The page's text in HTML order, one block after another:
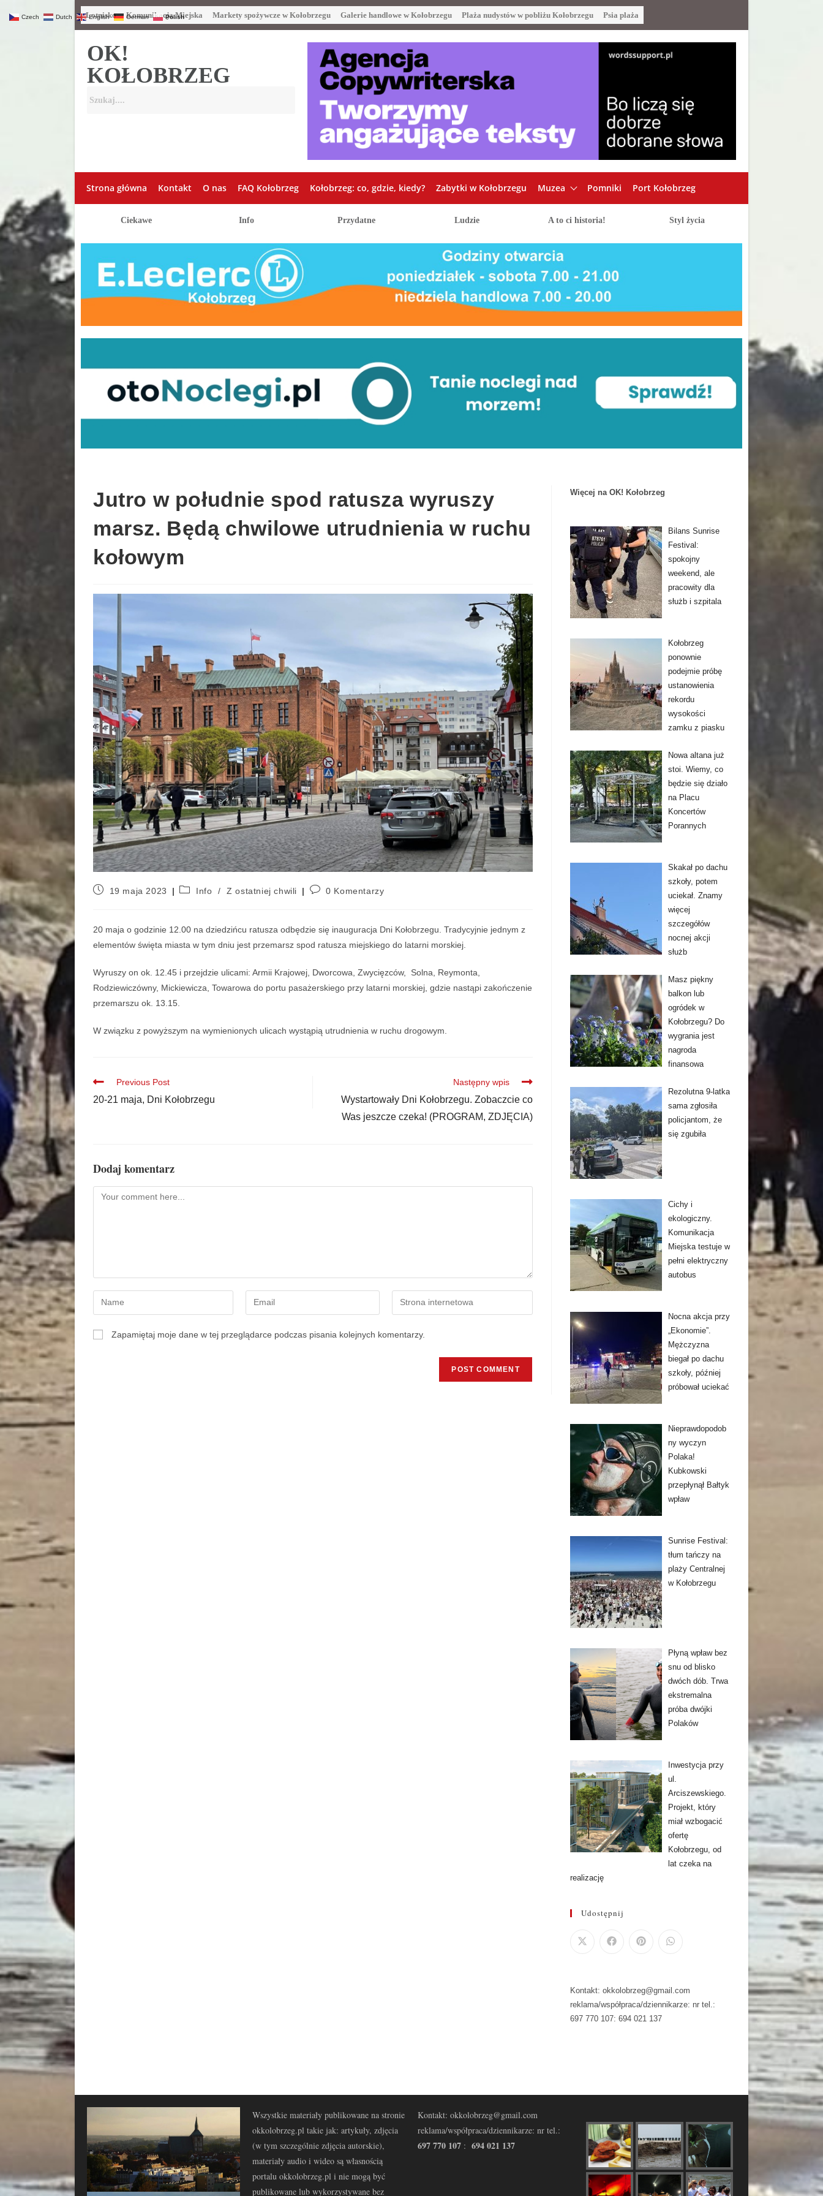
Lotnisko Komunikacja Miejska Markety spożywcze w Kołobrzegu Galerie handlowe w Kołobrzegu Plaża nudystów w pobliżu Kołobrzegu Psia plaża
OK!
KOŁOBRZEG
Strona główna Kontakt O nas FAQ Kołobrzeg Kołobrzeg: co, gdzie, kiedy? Zabytki w Kołobrzegu Muzea Pomniki Port Kołobrzeg
Ciekawe Info Przydatne Ludzie A to ci historia! Styl życia
Jutro w południe spod ratusza wyruszy
marsz. Będą chwilowe utrudnienia w ruchu
kołowym
19 maja 2023 Info / Z ostatniej chwili 0 Komentarzy
20 maja o godzinie 12.00 na dziedzińcu ratusza odbędzie się inauguracja Dni Kołobrzegu. Tradycyjnie jednym z
elementów święta miasta w tym dniu jest przemarsz spod ratusza miejskiego do latarni morskiej.
Wyruszy on ok. 12.45 i przejdzie ulicami: Armii Krajowej, Dworcowa, Zwycięzców, Solna, Reymonta,
Rodziewiczówny, Mickiewicza, Towarowa do portu pasażerskiego przy latarni morskiej, gdzie nastąpi zakończenie
przemarszu ok. 13.15.
W związku z powyższym na wymienionych ulicach wystąpią utrudnienia w ruchu drogowym.
Previous Post
20-21 maja, Dni Kołobrzegu
Następny wpis
Wystartowały Dni Kołobrzegu. Zobaczcie co
Was jeszcze czeka! (PROGRAM, ZDJĘCIA)
Dodaj komentarz
Zapamiętaj moje dane w tej przeglądarce podczas pisania kolejnych komentarzy.
Więcej na OK! Kołobrzeg
Bilans Sunrise
Festival:
spokojny
weekend, ale
pracowity dla
służb i szpitala
Kołobrzeg
ponownie
podejmie próbę
ustanowienia
rekordu
wysokości
zamku z piasku
Nowa altana już
stoi. Wiemy, co
będzie się działo
na Placu
Koncertów
Porannych
Skakał po dachu
szkoły, potem
uciekał. Znamy
więcej
szczegółów
nocnej akcji
służb
Masz piękny
balkon lub
ogródek w
Kołobrzegu? Do
wygrania jest
nagroda
finansowa
Rezolutna 9-latka
sama zgłosiła
policjantom, że
się zgubiła
Cichy i
ekologiczny.
Komunikacja
Miejska testuje w
pełni elektryczny
autobus
Nocna akcja przy
„Ekonomie”.
Mężczyzna
biegał po dachu
szkoły, później
próbował uciekać
Nieprawdopodob
ny wyczyn
Polaka!
Kubkowski
przepłynął Bałtyk
wpław
Sunrise Festival:
tłum tańczy na
plaży Centralnej
w Kołobrzegu
Płyną wpław bez
snu od blisko
dwóch dób. Trwa
ekstremalna
próba dwójki
Polaków
Inwestycja przy
ul.
Arciszewskiego.
Projekt, który
miał wzbogacić
ofertę
Kołobrzegu, od
lat czeka na
realizację
Udostępnij
Kontakt: okkolobrzeg@gmail.com
reklama/współpraca/dziennikarze: nr tel.:
697 770 107: 694 021 137
Wszystkie materiały publikowane na stronie
okkolobrzeg.pl takie jak: artykuły, zdjęcia
(w tym szczególnie zdjęcia autorskie),
materiały audio i wideo są własnością
portalu okkolobrzeg.pl i nie mogą być
publikowane lub wykorzystywane bez
Kontakt: okkolobrzeg@gmail.com
reklama/współpraca/dziennikarze: nr tel.:
697 770 107 : 694 021 137
Czech Dutch English German Polish